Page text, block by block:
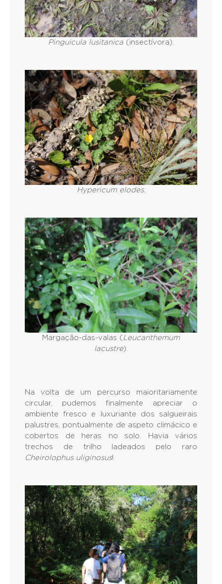
Pinguicula lusitanica (insectívora).
Hypericum elodes.
Margação-das-valas ( Leucanthemum
lacustre).
Na volta de um percurso maioritariamente
circular, pudemos finalmente apreciar o
ambiente fresco e luxuriante dos salgueirais
palustres, pontualmente de aspeto climácico e
cobertos de heras no solo. Havia vários
trechos de trilho ladeados pelo raro
Cheirolophus uliginosus!